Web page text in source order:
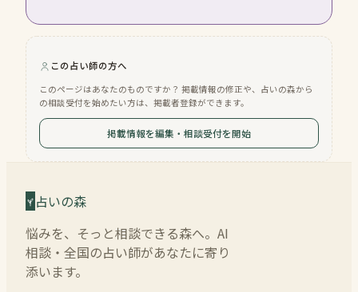
この占い師の方へ
このページはあなたのものですか？ 掲載情報の修正や、占いの森から
の相談受付を始めたい方は、掲載者登録ができます。
掲載情報を編集・相談受付を開始
占いの森
悩みを、そっと相談できる森へ。AI
相談・全国の占い師があなたに寄り
添います。